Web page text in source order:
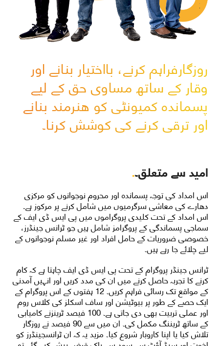
روزگارفراہم کرنے، بااختیار بنانے اور
وقار کے ساتھ مساوی حق کے لیے
پسماندہ کمیونٹی کو هنرمند بنانے
اور ترقی کرنے کی کوشش کرنا۔
امید سے متعلق۔.
اس امداد کی توجہ پسماندہ اور محروم نوجوانوں کو مرکزی
دھارے کی معاشی سرگرمیوں میں شامل کرنے پر مرکوز ہے۔
اس امداد کے تحت کلیدی پروگراموں میں پی ایس ڈی ایف کے
سماجی پسماندگی کے پروگرامز شامل ہیں جو ٹرانس جینڈرز،
خصوصی ضروریات کے حامل افراد اور غیر مسلم نوجوانوں کے
لیے چلائے جا رہے ہیں۔
ٹرانس جینڈر پروگرام کے تحت پی ایس ڈی ایف چاہتا ہے کہ کام
کرنے کا تجربہ حاصل کرنے میں ان کی مدد کریں اور انہیں آمدنی
کے مواقع تک رسائی فراہم کریں۔ 12 ہفتوں کے اس پروگرام کے
ایک حصے کے طور پر بیوٹیشن اور ساف اسکلز کی کلاس روم
اور عملی تربیت بھی دی جاتی ہے۔ 100 فیصد ٹرینزنے کامیابی
کے ساتھ ٹریننگ مکمل کی۔ ان میں سے 90 فیصد نے روزگار
تلاش کیا یا اپنا کاروبار شروع کیا۔ مزید یہ کہ ان ٹرانسجینڈرز کو